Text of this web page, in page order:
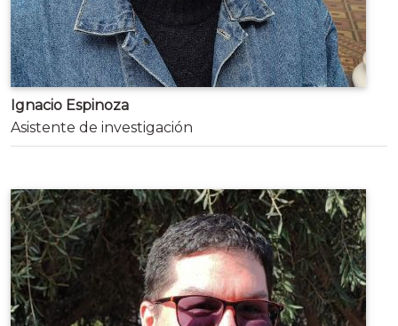
Ignacio Espinoza
Asistente de investigación